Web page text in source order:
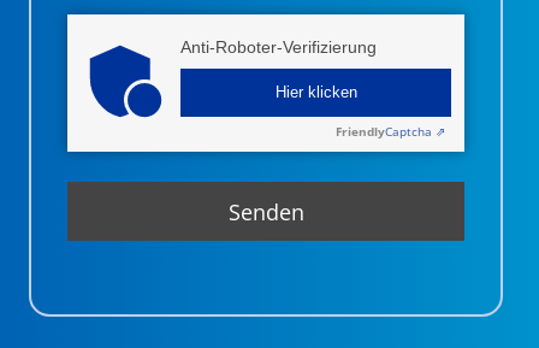
Anti-Roboter-Verifizierung
Hier klicken
FriendlyCaptcha ⇗